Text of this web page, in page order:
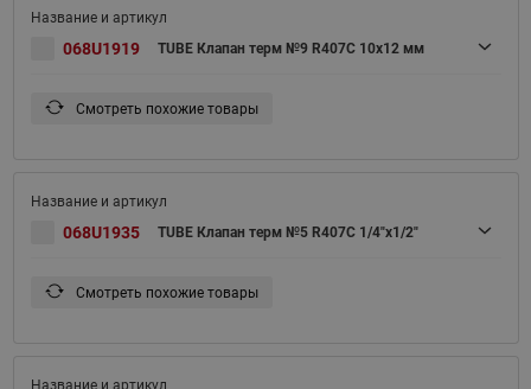
068U1919 TUBE Клапан терм №9 R407C 10x12 мм
Смотреть похожие товары
068U1935 TUBE Клапан терм №5 R407C 1/4"x1/2"
Смотреть похожие товары